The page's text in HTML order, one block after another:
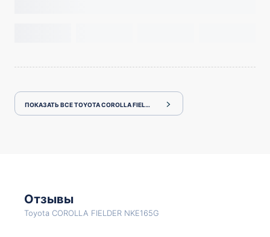
ПОКАЗАТЬ ВСЕ TOYOTA COROLLA FIELDER NKE165G
Отзывы
Toyota COROLLA FIELDER NKE165G